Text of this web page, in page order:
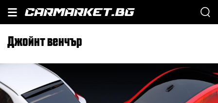
джойнт венчър